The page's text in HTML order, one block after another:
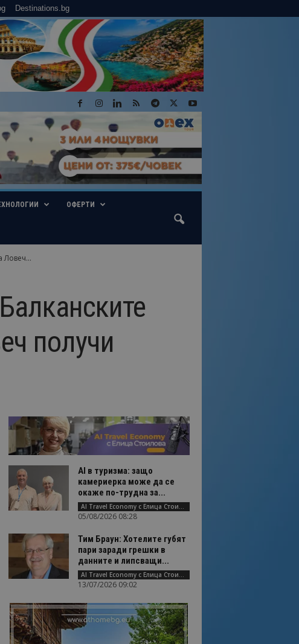
Destinations.bg
ОФЕРТИ
Ловеч...
получи
AI в туризма: защо
камериерка може да се
окаже по-трудна за...
AI Travel Economy с Елица Стоилова
05/08/2026 08:28
Тим Браун: Хотелите губят
пари заради грешки в
данните и липсващи...
AI Travel Economy с Елица Стоилова
13/07/2026 09:02